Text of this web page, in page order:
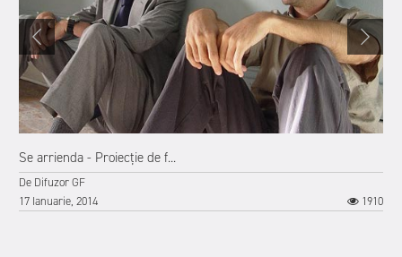
Se arrienda - Proiecție de f...
De Difuzor GF
17 Ianuarie, 2014
1910